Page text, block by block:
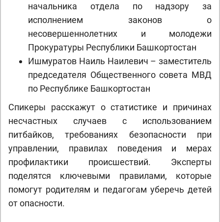
начальника отдела по надзору за
исполнением законов о
несовершеннолетних и молодежи
Прокуратуры Республики Башкортостан
Ишмуратов Наиль Наилевич – заместитель
председателя Общественного совета МВД
по Республике Башкортостан
Спикеры расскажут о статистике и причинах
несчастных случаев с использованием
питбайков, требованиях безопасности при
управлении, правилах поведения и мерах
профилактики происшествий. Эксперты
поделятся ключевыми правилами, которые
помогут родителям и педагогам уберечь детей
от опасности.